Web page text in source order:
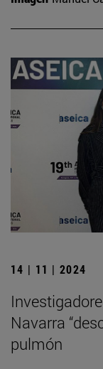
14 | 11 | 2024
Navarra
pulmón